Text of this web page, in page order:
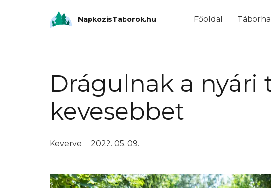
NapközisTáborok.hu Főoldal
Drágulnak a nyári
kevesebbet
Keverve 2022. 05. 09.